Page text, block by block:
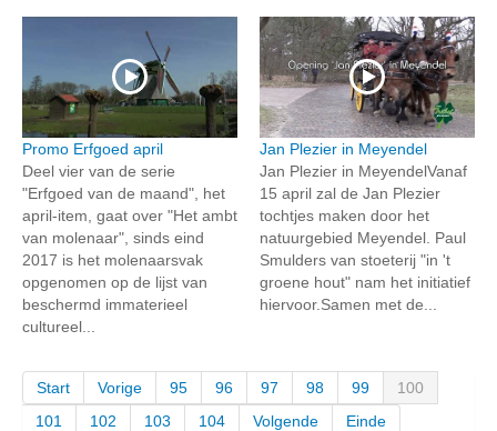
Promo Erfgoed april
Deel vier van de serie
"Erfgoed van de maand", het
april-item, gaat over "Het ambt
van molenaar", sinds eind
2017 is het molenaarsvak
opgenomen op de lijst van
beschermd immaterieel
cultureel...
Jan Plezier in Meyendel
Jan Plezier in MeyendelVanaf
15 april zal de Jan Plezier
tochtjes maken door het
natuurgebied Meyendel. Paul
Smulders van stoeterij "in 't
groene hout" nam het initiatief
hiervoor.Samen met de...
Start Vorige 95 96 97 98 99
100
101
102 103 104 Volgende Einde